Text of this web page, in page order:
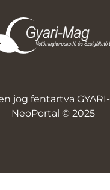
jog fentartva
NeoPortal © 2025